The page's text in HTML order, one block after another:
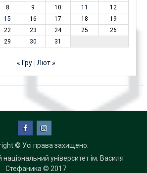
8 9 10 11
12
15 16 17 18
19
22 23 24 25
26
29 30 31
« Гру Лют »
© Усі права захищено.
університет ім. Василя
Стефаника © 2017